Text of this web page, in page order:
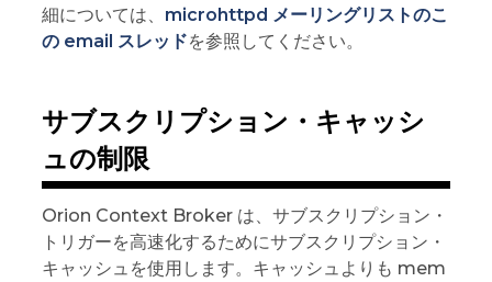
細については、 microhttpd メーリングリストのこ
の email スレッドを参照してください。
サブスクリプション・キャッシ
ュの制限
Orion Context Broker は、サブスクリプション・
トリガーを高速化するためにサブスクリプション・
キャッシュを使用します。キャッシュよりも mem